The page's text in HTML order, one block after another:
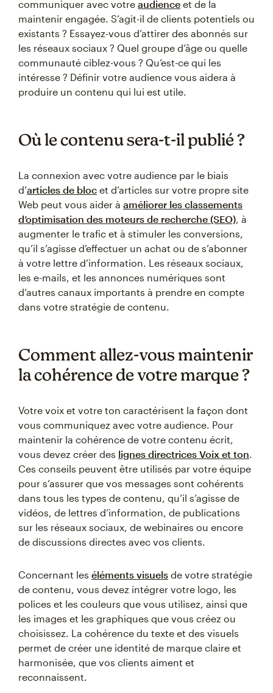
communiquer avec votre audience et de la
maintenir engagée. S’agit-il de clients potentiels ou
existants ? Essayez-vous d’attirer des abonnés sur
les réseaux sociaux ? Quel groupe d’âge ou quelle
communauté ciblez-vous ? Qu’est-ce qui les
intéresse ? Définir votre audience vous aidera à
produire un contenu qui lui est utile.
Où le contenu sera-t-il publié ?
La connexion avec votre audience par le biais
d’articles de bloc et d’articles sur votre propre site
Web peut vous aider à améliorer les classements
d’optimisation des moteurs de recherche (SEO) , à
augmenter le trafic et à stimuler les conversions,
qu’il s’agisse d’effectuer un achat ou de s’abonner
à votre lettre d’information. Les réseaux sociaux,
les e-mails, et les annonces numériques sont
d’autres canaux importants à prendre en compte
dans votre stratégie de contenu.
Comment allez-vous maintenir
la cohérence de votre marque ?
Votre voix et votre ton caractérisent la façon dont
vous communiquez avec votre audience. Pour
maintenir la cohérence de votre contenu écrit,
vous devez créer des lignes directrices Voix et ton
Ces conseils peuvent être utilisés par votre équipe
pour s’assurer que vos messages sont cohérents
dans tous les types de contenu, qu’il s’agisse de
vidéos, de lettres d’information, de publications
sur les réseaux sociaux, de webinaires ou encore
de discussions directes avec vos clients.
Concernant les éléments visuels de votre stratégie
de contenu, vous devez intégrer votre logo, les
polices et les couleurs que vous utilisez, ainsi que
les images et les graphiques que vous créez ou
choisissez. La cohérence du texte et des visuels
permet de créer une identité de marque claire et
harmonisée, que vos clients aiment et
reconnaissent.